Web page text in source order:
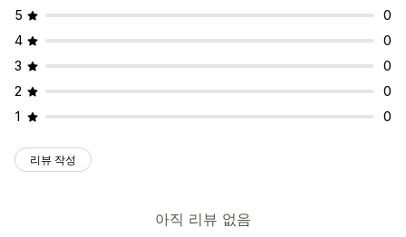
5
0
4
0
3
0
2
0
1
0
리뷰 작성
아직 리뷰 없음